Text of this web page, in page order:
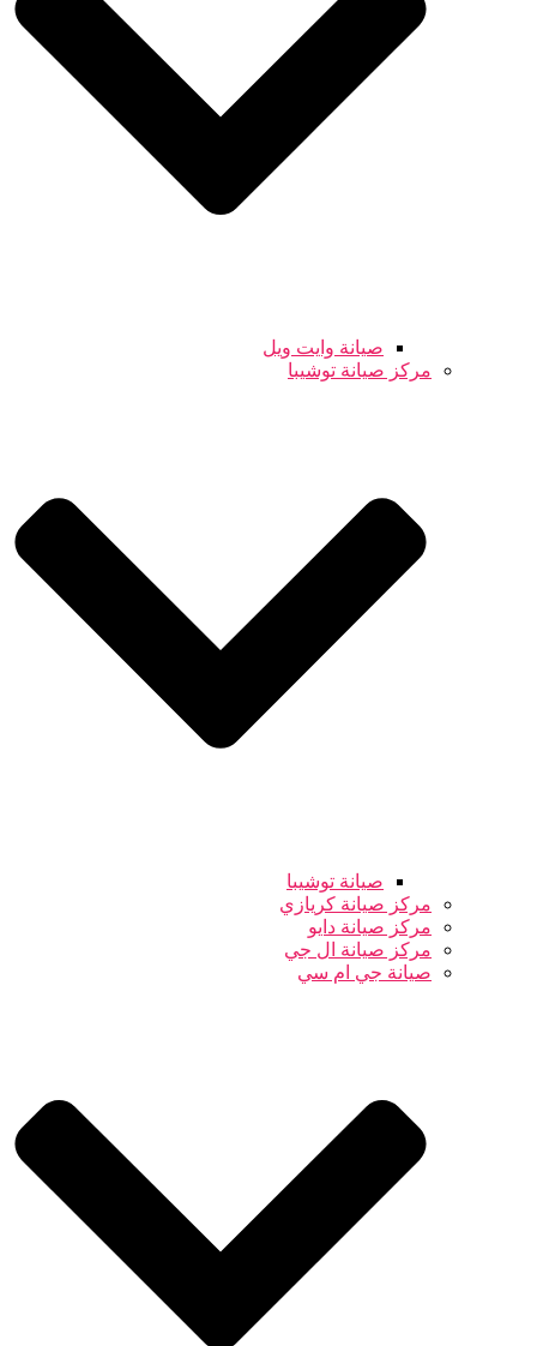
صيانة وايت ويل
مركز صيانة توشيبا
صيانة توشيبا
مركز صيانة كريازي
مركز صيانة دايو
مركز صيانة ال جي
صيانة جي ام سي